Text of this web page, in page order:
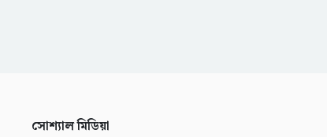
সোশ্যাল মিডিয়া